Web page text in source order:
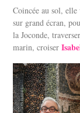
Coincée au sol,
sur grand écran,
la Joconde,
marin, croiser